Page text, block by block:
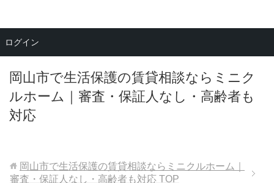
岡山市で生活保護の賃貸相談ならミニク
ルホーム｜審査・保証人なし・高齢者も
対応
メニュー
岡山市で生活保護の賃貸相談ならミニクルホーム｜
審査・保証人なし・高齢者も対応 TOP
ログイン